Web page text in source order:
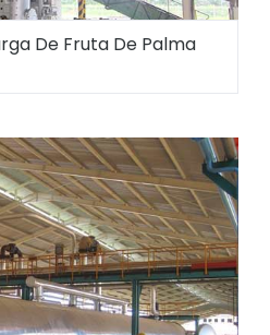
De Fruta De Palma